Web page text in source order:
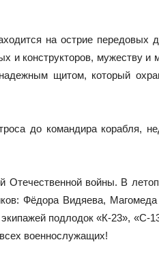
на острие передовых
и конструкторов, мужеству и
щитом, который
до командира корабля,
Отечественной войны. В
Фёдора Видяева, Магомеда
подлодок «К-23», «С-
военнослужащих!